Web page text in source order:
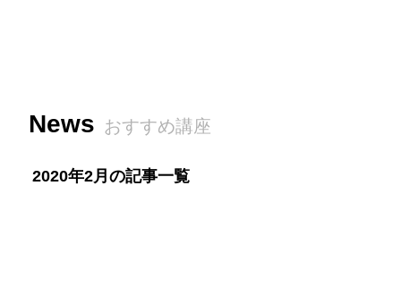
News おすすめ講座
2020年2月の記事一覧